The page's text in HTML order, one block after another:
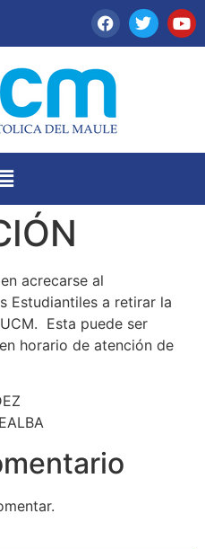
acrecarse al
Estudiantiles a retirar la
Esta puede ser
horario de atención de